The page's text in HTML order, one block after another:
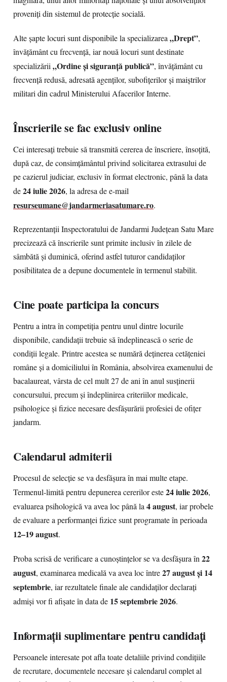
proveniți din sistemul de protecție socială.
Alte șapte locuri sunt disponibile la specializarea„Drept”,
învățământ cu frecvență, iar nouă locuri sunt destinate
specializării„Ordine și siguranță publică”, învățământ cu
frecvență redusă, adresată agenților, subofițerilor și maiștrilor
militari din cadrul Ministerului Afacerilor Interne.
Înscrierile se fac exclusiv online
Cei interesați trebuie să transmită cererea de înscriere, însoțită,
după caz, de consimțământul privind solicitarea extrasului de
pe cazierul judiciar, exclusiv în format electronic, până la data
de24 iulie 2026, la adresa de e-mail
resurseumane@jandarmeriasatumare.ro.
Reprezentanții Inspectoratului de Jandarmi Județean Satu Mare
precizează că înscrierile sunt primite inclusiv în zilele de
sâmbătă și duminică, oferind astfel tuturor candidaților
posibilitatea de a depune documentele în termenul stabilit.
Cine poate participa la concurs
Pentru a intra în competiția pentru unul dintre locurile
disponibile, candidații trebuie să îndeplinească o serie de
condiții legale. Printre acestea se numără deținerea cetățeniei
române și a domiciliului în România, absolvirea examenului de
bacalaureat, vârsta de cel mult 27 de ani în anul susținerii
concursului, precum și îndeplinirea criteriilor medicale,
psihologice și fizice necesare desfășurării profesiei de ofițer
jandarm.
Calendarul admiterii
Procesul de selecție se va desfășura în mai multe etape.
Termenul-limită pentru depunerea cererilor este24 iulie 2026,
evaluarea psihologică va avea loc până la4 august, iar probele
de evaluare a performanței fizice sunt programate în perioada
12–19 august.
Proba scrisă de verificare a cunoștințelor se va desfășura în22
august, examinarea medicală va avea loc între27 august și 14
septembrie, iar rezultatele finale ale candidaților declarați
admiși vor fi afișate în data de 15 septembrie 2026.
Informații suplimentare pentru candidați
Persoanele interesate pot afla toate detaliile privind condițiile
de recrutare, documentele necesare și calendarul complet al